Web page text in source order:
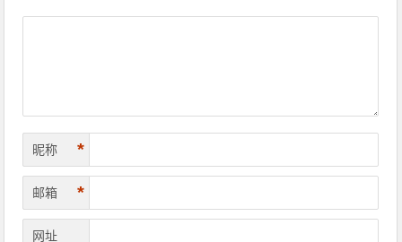
昵称 *
邮箱 *
网址